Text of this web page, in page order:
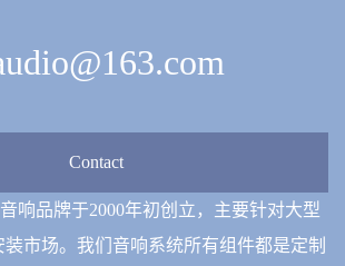
Contact
响品牌于2000年初创立，主要针对大型
市场。我们音响系统所有组件都是定制